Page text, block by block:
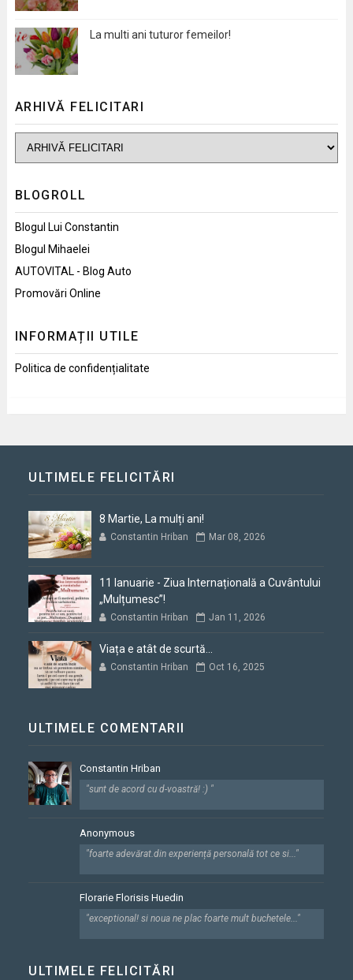
La multi ani tuturor femeilor!
ARHIVĂ FELICITARI
BLOGROLL
Blogul Lui Constantin
Blogul Mihaelei
AUTOVITAL - Blog Auto
Promovări Online
INFORMAȚII UTILE
Politica de confidențialitate
ULTIMELE FELICITĂRI
8 Martie, La mulți ani!
Constantin Hriban Mar 08, 2026
11 Ianuarie - Ziua Internațională a Cuvântului
„Mulțumesc”!
Constantin Hriban Jan 11, 2026
Viața e atât de scurtă...
Constantin Hriban Oct 16, 2025
ULTIMELE COMENTARII
Constantin Hriban
"sunt de acord cu d-voastră! :) "
Anonymous
"foarte adevărat.din experiență personală tot ce si..."
Florarie Florisis Huedin
"exceptional! si noua ne plac foarte mult buchetele..."
ULTIMELE FELICITĂRI